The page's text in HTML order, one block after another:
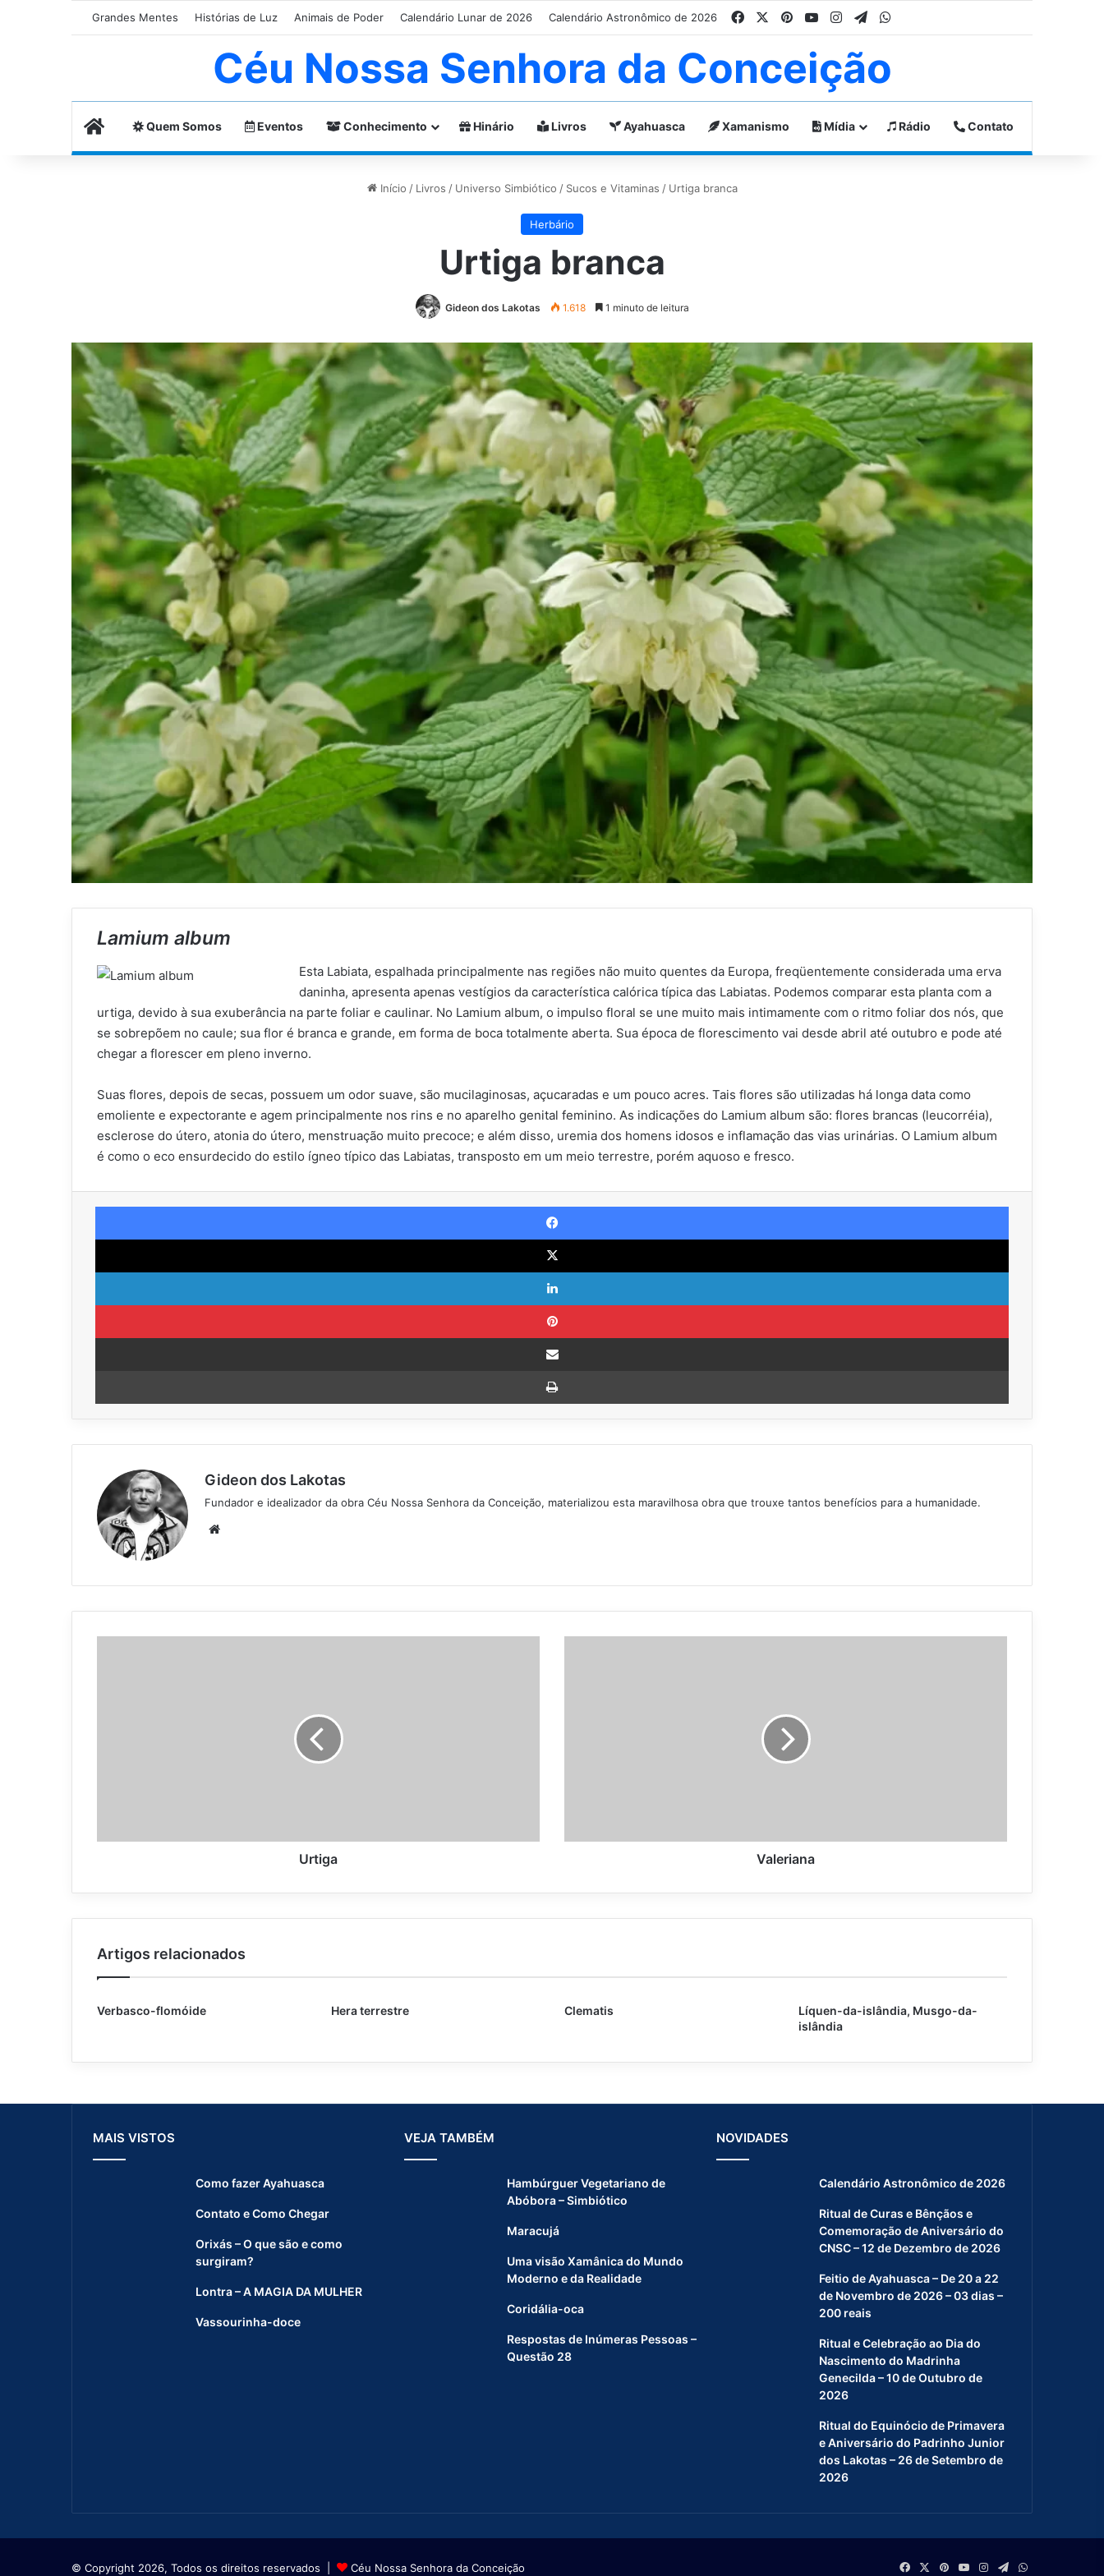
Grandes Mentes Histórias de Luz Animais de Poder Calendário Lunar de 2026 Calendário Astronômico de 2026 FacebookPinterestYouTubeInstagramTelegram
Céu Nossa Senhora da Conceição
Home Quem Somos Eventos Conhecimento Hinário Livros Ayahuasca Xamanismo Mídia Rádio Contato
Início / Livros / Universo Simbiótico / Sucos e Vitaminas / Urtiga branca
Herbário
Urtiga branca
Gideon dos Lakotas 1.618 1 minuto de leitura
Lamium album
Esta Labiata, espalhada principalmente nas regiões não muito quentes da Europa, freqüentemente considerada uma erva
daninha, apresenta apenas vestígios da característica calórica típica das Labiatas. Podemos comparar esta planta com a
urtiga, devido à sua exuberância na parte foliar e caulinar. No Lamium album, o impulso floral se une muito mais intimamente com o ritmo foliar dos nós, que
se sobrepõem no caule; sua flor é branca e grande, em forma de boca totalmente aberta. Sua época de florescimento vai desde abril até outubro e pode até
chegar a florescer em pleno inverno.
Suas flores, depois de secas, possuem um odor suave, são mucilaginosas, açucaradas e um pouco acres. Tais flores são utilizadas há longa data como
emoliente e expectorante e agem principalmente nos rins e no aparelho genital feminino. As indicações do Lamium album são: flores brancas (leucorréia),
esclerose do útero, atonia do útero, menstruação muito precoce; e além disso, uremia dos homens idosos e inflamação das vias urinárias. O Lamium album
é como o eco ensurdecido do estilo ígneo típico das Labiatas, transposto em um meio terrestre, porém aquoso e fresco.
Gideon dos Lakotas
Fundador e idealizador da obra Céu Nossa Senhora da Conceição, materializou esta maravilhosa obra que trouxe tantos benefícios para a humanidade.
Urtiga Valeriana
Artigos relacionados
Verbasco-flomóide Hera terrestre Clematis
Líquen-da-islândia, Musgo-da-
islândia
MAIS VISTOS
Como fazer Ayahuasca
Contato e Como Chegar
Orixás – O que são e como
surgiram?
Lontra – A MAGIA DA MULHER
Vassourinha-doce
VEJA TAMBÉM
Hambúrguer Vegetariano de
Abóbora – Simbiótico
Maracujá
Uma visão Xamânica do Mundo
Moderno e da Realidade
Coridália-oca
Respostas de Inúmeras Pessoas –
Questão 28
NOVIDADES
Calendário Astronômico de 2026
Ritual de Curas e Bênçãos e
Comemoração de Aniversário do
CNSC – 12 de Dezembro de 2026
Feitio de Ayahuasca – De 20 a 22
de Novembro de 2026 – 03 dias –
200 reais
Ritual e Celebração ao Dia do
Nascimento do Madrinha
Genecilda – 10 de Outubro de
2026
Ritual do Equinócio de Primavera
e Aniversário do Padrinho Junior
dos Lakotas – 26 de Setembro de
2026
© Copyright 2026, Todos os direitos reservados | Céu Nossa Senhora da Conceição FacebookPinterestYouTubeInstagram
TelegramWhatsApp